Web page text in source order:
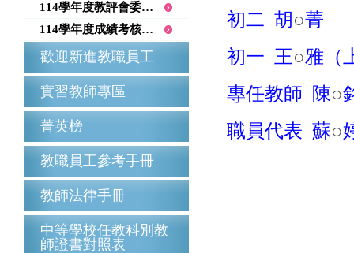
114學年度教評會委員名單
114學年度成績考核委員會
歡迎新進教職員工
實習教師專區
菁英榜
教職員工參考手冊
教師法律手冊
中等學校任教科別教
師證書對照表
初二 胡○菁
初一 王○雅（
專任教師 陳○
職員代表 蘇○